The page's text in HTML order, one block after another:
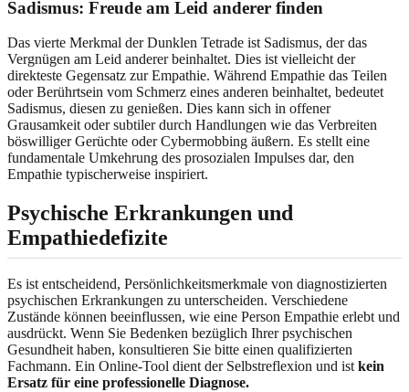
Sadismus: Freude am Leid anderer finden
Das vierte Merkmal der Dunklen Tetrade ist Sadismus, der das
Vergnügen am Leid anderer beinhaltet. Dies ist vielleicht der
direkteste Gegensatz zur Empathie. Während Empathie das Teilen
oder Berührtsein vom Schmerz eines anderen beinhaltet, bedeutet
Sadismus, diesen zu genießen. Dies kann sich in offener
Grausamkeit oder subtiler durch Handlungen wie das Verbreiten
böswilliger Gerüchte oder Cybermobbing äußern. Es stellt eine
fundamentale Umkehrung des prosozialen Impulses dar, den
Empathie typischerweise inspiriert.
Psychische Erkrankungen und
Empathiedefizite
Es ist entscheidend, Persönlichkeitsmerkmale von diagnostizierten
psychischen Erkrankungen zu unterscheiden. Verschiedene
Zustände können beeinflussen, wie eine Person Empathie erlebt und
ausdrückt. Wenn Sie Bedenken bezüglich Ihrer psychischen
Gesundheit haben, konsultieren Sie bitte einen qualifizierten
Fachmann. Ein Online-Tool dient der Selbstreflexion und istkein
Ersatz für eine professionelle Diagnose.